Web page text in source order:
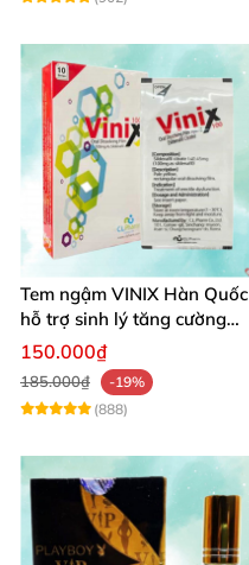
Tem ngậm VINIX Hàn Quốc
hỗ trợ sinh lý tăng cường
sức khỏe
150.000₫
185.000₫
-19%
(888)